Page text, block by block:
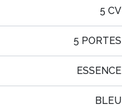
5 CV
5 PORTES
ESSENCE
BLEU